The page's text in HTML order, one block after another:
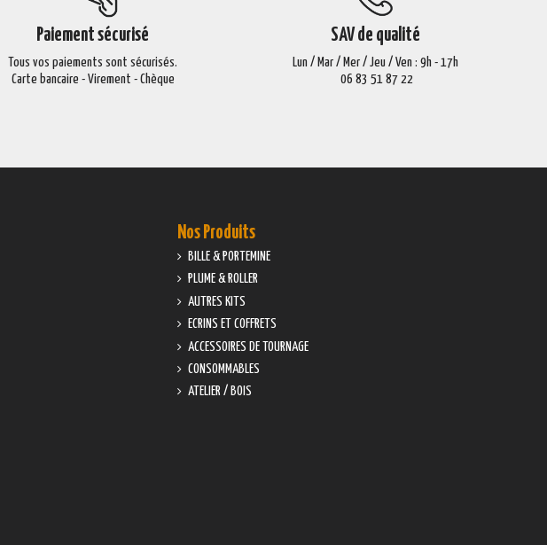
Paiement sécurisé
Tous vos paiements sont sécurisés.
Carte bancaire - Virement - Chèque
SAV de qualité
Lun / Mar / Mer / Jeu / Ven : 9h - 17h
06 83 51 87 22
Nos Produits
BILLE & PORTEMINE
PLUME & ROLLER
AUTRES KITS
ECRINS ET COFFRETS
ACCESSOIRES DE TOURNAGE
CONSOMMABLES
ATELIER / BOIS